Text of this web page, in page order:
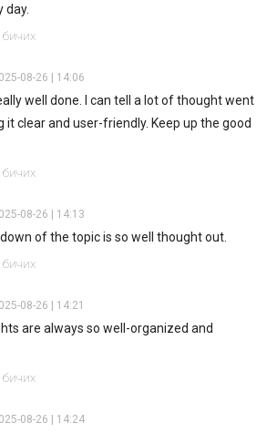
day.
бичих
08-26 | 14:06
well done. I can tell a lot of thought went
it clear and user-friendly. Keep up the good
бичих
08-26 | 14:13
of the topic is so well thought out.
бичих
08-26 | 14:21
are always so well-organized and
бичих
08-26 | 14:24